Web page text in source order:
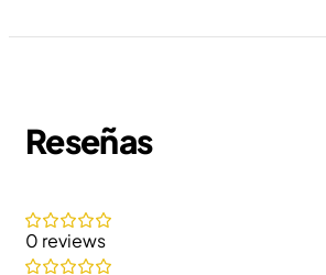
Reseñas
0 reviews